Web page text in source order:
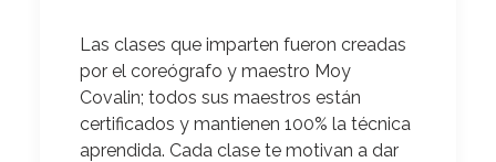
Las clases que imparten fueron creadas
por el coreógrafo y maestro Moy
Covalin; todos sus maestros están
certificados y mantienen 100% la técnica
aprendida. Cada clase te motivan a dar